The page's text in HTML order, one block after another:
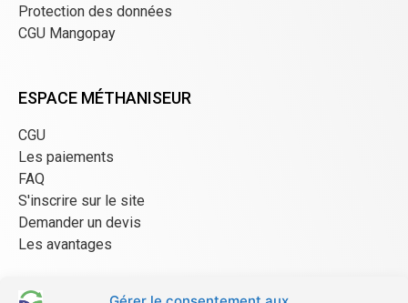
Protection des données
CGU Mangopay
ESPACE MÉTHANISEUR
CGU
Les paiements
FAQ
S'inscrire sur le site
Demander un devis
Les avantages